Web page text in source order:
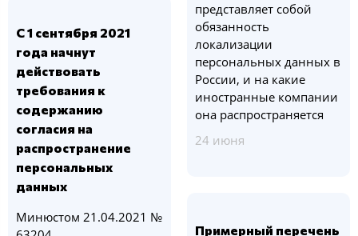
представляет собой
обязанность
локализации
персональных данных в
России, и на какие
иностранные компании
она распространяется
24 июня
С 1 сентября 2021
года начнут
действовать
требования к
содержанию
согласия на
распространение
персональных
данных
Минюстом 21.04.2021 №
Примерный перечень